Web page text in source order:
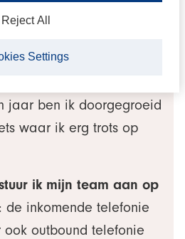
in Nederland te werken
goed op mijn plek zat bij
jaar ben ik doorgegroeid
waar ik erg trots op
ik mijn team aan op
: de inkomende telefonie
outbound telefonie
Reject All
Settings